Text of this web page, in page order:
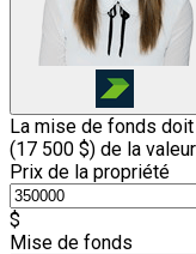
La mise de fonds
(17 500 $) de la
Prix de la propriété
$
Mise de fonds